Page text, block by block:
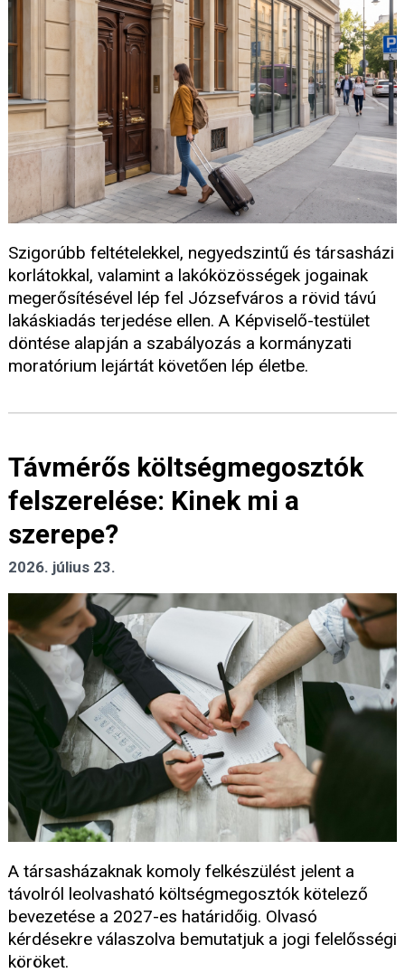
Szigorúbb feltételekkel, negyedszintű és társasházi
korlátokkal, valamint a lakóközösségek jogainak
megerősítésével lép fel Józsefváros a rövid távú
lakáskiadás terjedése ellen. A Képviselő-testület
döntése alapján a szabályozás a kormányzati
moratórium lejártát követően lép életbe.
Távmérős költségmegosztók
felszerelése: Kinek mi a
szerepe?
2026. július 23.
A társasházaknak komoly felkészülést jelent a
távolról leolvasható költségmegosztók kötelező
bevezetése a 2027-es határidőig. Olvasó
kérdésekre válaszolva bemutatjuk a jogi felelősségi
köröket.